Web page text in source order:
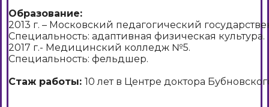
Образование:
2013 г. – Московский педагогический
Специальность: адаптивная физическая культура.
2017 г.- Медицинский колледж №5.
Специальность: фельдшер.
Стаж работы: 10 лет в Центре доктора